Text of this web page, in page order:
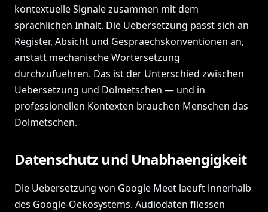
kontextuelle Signale zusammen mit dem
sprachlichen Inhalt. Die Uebersetzung passt sich an
Register, Absicht und Gespraechskonventionen an,
anstatt mechanische Wortersetzung
durchzufuehren. Das ist der Unterschied zwischen
Uebersetzung und Dolmetschen — und in
professionellen Kontexten brauchen Menschen das
Dolmetschen.
Datenschutz und Unabhaengigkeit
Die Uebersetzung von Google Meet laeuft innerhalb
des Google-Oekosystems. Audiodaten fliessen